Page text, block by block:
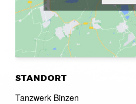
STANDORT
Tanzwerk Binzen